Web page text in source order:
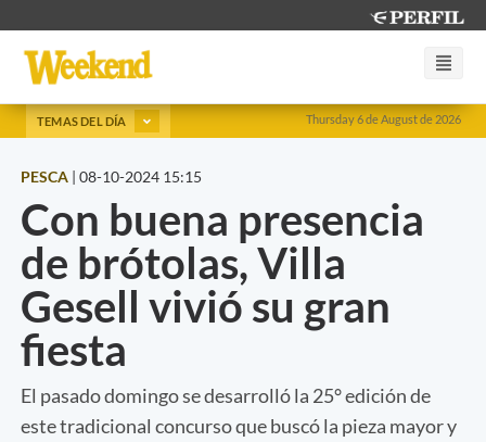
Thursday 6 de August de 2026
TEMAS DEL DÍA
PESCA | 08-10-2024 15:15
Con buena presencia
de brótolas, Villa
Gesell vivió su gran
fiesta
El pasado domingo se desarrolló la 25° edición de
este tradicional concurso que buscó la pieza mayor y